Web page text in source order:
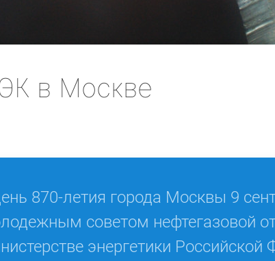
в Москве
870-летия города Москвы 9
советом нефтегазовой
энергетики Российской